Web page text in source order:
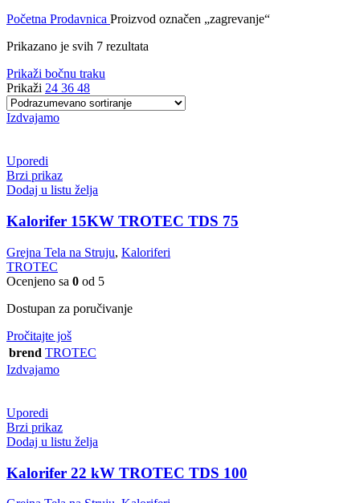
Početna Prodavnica Proizvod označen „zagrevanje“
Prikazano je svih 7 rezultata
Prikaži bočnu traku
Prikaži 24 36 48
Izdvajamo
Uporedi
Brzi prikaz
Dodaj u listu želja
Kalorifer 15KW TROTEC TDS 75
Grejna Tela na Struju, Kaloriferi
TROTEC
Ocenjeno sa 0 od 5
Dostupan za poručivanje
Pročitajte još
brend TROTEC
Izdvajamo
Uporedi
Brzi prikaz
Dodaj u listu želja
Kalorifer 22 kW TROTEC TDS 100